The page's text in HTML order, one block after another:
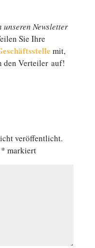
News­let­ter
Sie Ihre
mit,
den Ver­tei­ler auf!
veröffentlicht.
* markiert